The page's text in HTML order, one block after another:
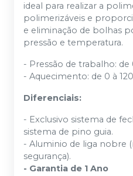
ideal para realizar a
polimerizáveis e
e eliminação de bolhas
pressão e temperatura.
- Pressão de trabalho: de
- Aquecimento: de 0 à
Diferenciais:
- Exclusivo sistema de
sistema de pino guia.
- Aluminio de liga nobre
segurança).
- Garantia de 1 Ano